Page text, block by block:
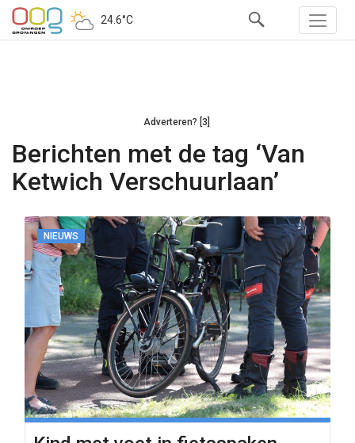
24.6°C
Adverteren? [3]
Berichten met de tag ‘Van
Ketwich Verschuurlaan’
NIEUWS